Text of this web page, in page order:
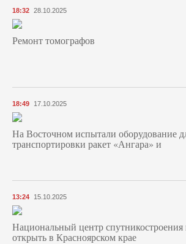
18:32 28.10.2025
Ремонт томографов
18:49 17.10.2025
На Восточном испытали оборудование
транспортировки ракет «Ангара» и
13:24 15.10.2025
Национальный центр
открыть в Красноярском крае